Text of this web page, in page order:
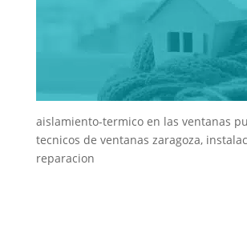
aislamiento-termico en las ventanas
tecnicos de ventanas zaragoza,
reparacion